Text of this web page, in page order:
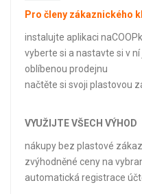
Pro členy zákaznického
instalujte aplikaci
vyberte si a nastavte si v ní
oblíbenou prodejnu
načtěte si svoji plastovou
VYUŽIJTE VŠECH VÝHOD
nákupy bez plastové
zvýhodněné ceny na
automatická registrace